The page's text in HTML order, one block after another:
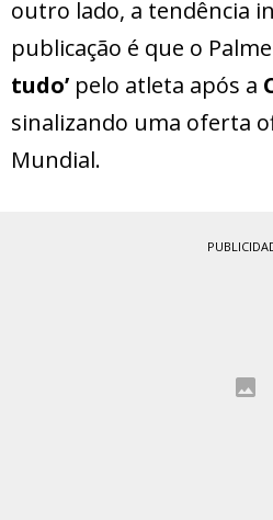
outro lado, a tendência
publicação é que o
tudo’ pelo atleta após a
sinalizando uma oferta
Mundial.